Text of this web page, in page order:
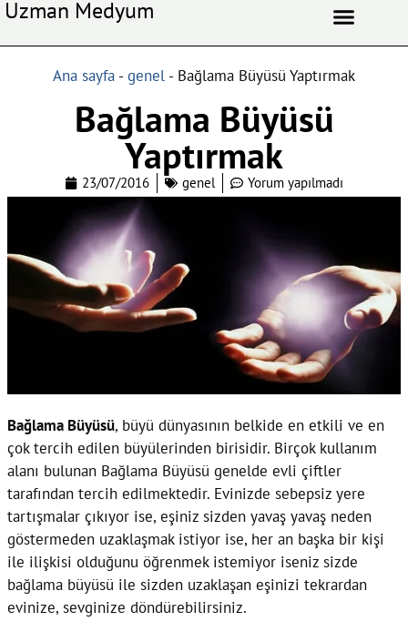
Uzman Medyum
Ana sayfa -genel - Bağlama Büyüsü Yaptırmak
Bağlama Büyüsü
Yaptırmak
23/07/2016 genel Yorum yapılmadı
Bağlama Büyüsü, büyü dünyasının belkide en etkili ve en
çok tercih edilen büyülerinden birisidir. Birçok kullanım
alanı bulunan Bağlama Büyüsü genelde evli çiftler
tarafından tercih edilmektedir. Evinizde sebepsiz yere
tartışmalar çıkıyor ise, eşiniz sizden yavaş yavaş neden
göstermeden uzaklaşmak istiyor ise, her an başka bir kişi
ile ilişkisi olduğunu öğrenmek istemiyor iseniz sizde
bağlama büyüsü ile sizden uzaklaşan eşinizi tekrardan
evinize, sevginize döndürebilirsiniz.